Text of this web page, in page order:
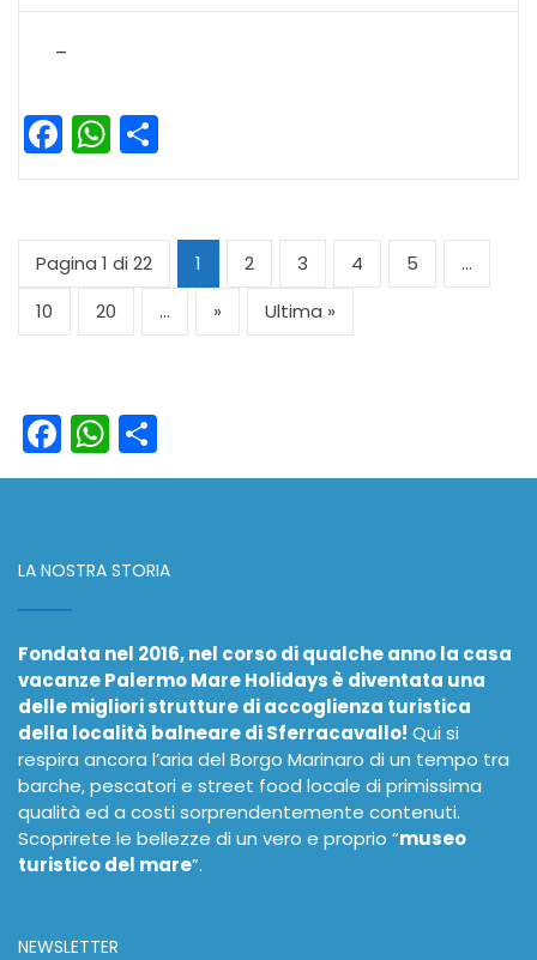
–
Facebook
WhatsApp
Pagina 1 di 22 1 2 3 4 5
...
10
20 ... » Ultima »
Facebook
WhatsApp
LA NOSTRA STORIA
Fondata nel 2016, nel corso di qualche anno la casa
vacanze Palermo Mare Holidays è diventata una
delle migliori strutture di accoglienza turistica
della località balneare di Sferracavallo! Qui si
respira ancora l’aria del Borgo Marinaro di un tempo tra
barche, pescatori e street food locale di primissima
qualità ed a costi sorprendentemente contenuti.
Scoprirete le bellezze di un vero e proprio “museo
turistico del mare”.
NEWSLETTER